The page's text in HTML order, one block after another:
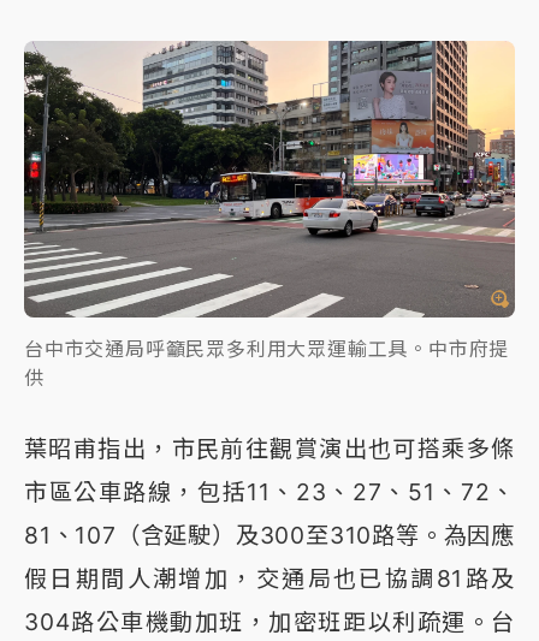
台中市交通局呼籲民眾多利用大眾運輸工具。中市府提
供
葉昭甫指出，市民前往觀賞演出也可搭乘多條
市區公車路線，包括11、23、27、51、72、
81、107（含延駛）及300至310路等。為因應
假日期間人潮增加，交通局也已協調81路及
304路公車機動加班，加密班距以利疏運。台